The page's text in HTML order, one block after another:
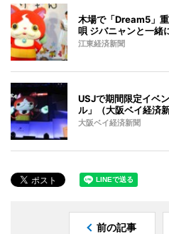
木場で「Dream5」
唄 ジバニャンと一緒
江東経済新聞
USJで期間限定イベ
ル」（大阪ベイ経済新
大阪ベイ経済新聞
前の記事